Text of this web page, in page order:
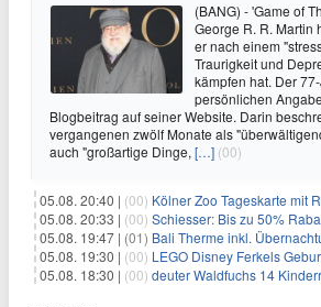
(BANG) - 'Game of
George R. R. Martin
er nach einem
Traurigkeit und
kämpfen hat. Der
persönlichen
Blogbeitrag auf seiner Website. Darin
vergangenen zwölf Monate als
auch "großartige Dinge, […] (00)
05.08. 20:40 | (00) Kölner Zoo Tageskarte mit Rabatt für 18,49€
05.08. 20:33 | (00) Schiesser: Bis zu 50% Rabatt im
05.08. 19:47 | (01) Bali Therme inkl. Übernachtung & Frühstück im
05.08. 19:30 | (00) LEGO Disney Ferkels
05.08. 18:30 | (00) deuter Waldfuchs 14